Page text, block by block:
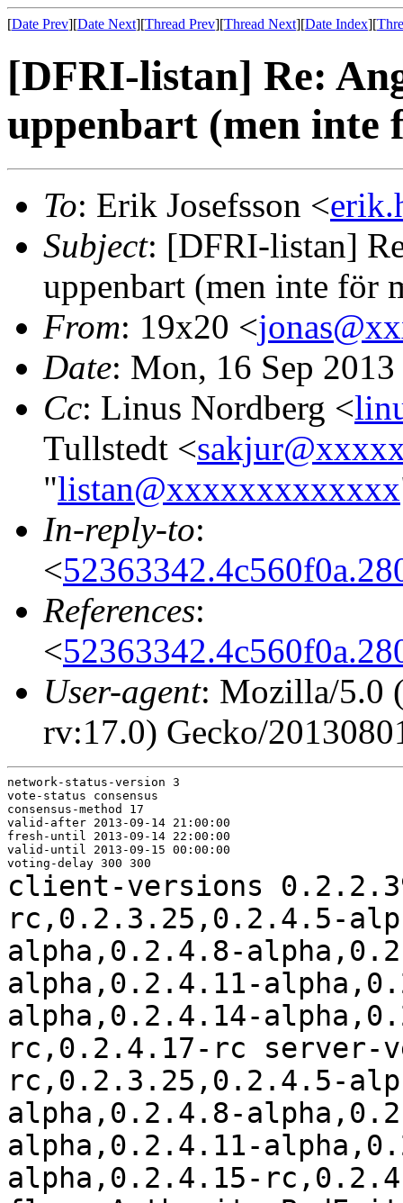
[Date Prev][Date Next][Thread Prev][Thread Next][Date Index][
[DFRI-listan] Re:
uppenbart (men inte
To: Erik Josefsson <
Subject: [DFRI-listan]
uppenbart (men inte för
From: 19x20 <
Date: Mon, 16 Sep
Cc: Linus Nordberg <
Tullstedt <
"listan@xxxxxxxxxxxxx
In-reply-to:
<
References:
<
User-agent: Mozilla/5.0
rv:17.0) Gecko/
network-status-version 3
vote-status consensus
consensus-method 17
valid-after 2013-09-14 21:00:00
fresh-until 2013-09-14 22:00:00
valid-until 2013-09-15 00:00:00
client-versions
rc,0.2.3.25,0.2.4.5-
alpha,0.2.4.8-
alpha,0.2.4.11-
alpha,0.2.4.14-
rc,0.2.4.17-rc server-
rc,0.2.3.25,0.2.4.5-
alpha,0.2.4.8-
alpha,0.2.4.11-
alpha,0.2.4.15-